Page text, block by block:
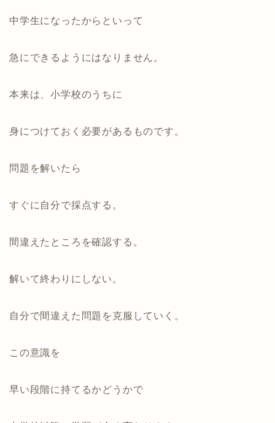
中学生になったからといって
急にできるようにはなりません。
本来は、小学校のうちに
身につけておく必要があるものです。
問題を解いたら
すぐに自分で採点する。
間違えたところを確認する。
解いて終わりにしない。
自分で間違えた問題を克服していく。
この意識を
早い段階に持てるかどうかで